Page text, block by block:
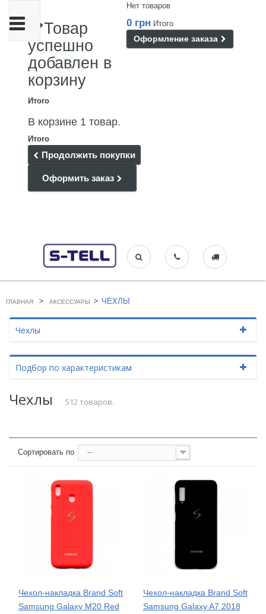
Нет товаров
0 грн Итого
Оформление заказа
Товар
успешно
добавлен в
корзину
Итого
В корзине 1 товар.
Итого
Продолжить покупки
Оформить заказ
Переключить
навигации
ГЛАВНАЯ > АКСЕССУАРЫ > ЧЕХЛЫ
Чехлы
Подбор по характеристикам
Чехлы 512 товаров.
Сортировать по --
Чехол-накладка Brand Soft
Samsung Galaxy M20 Red
Чехол-накладка Brand Soft
Samsung Galaxy A7 2018